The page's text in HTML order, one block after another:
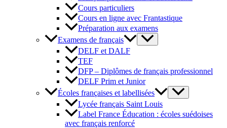
Cours particuliers
Cours en ligne avec Frantastique
Préparation aux examens
Examens de français
DELF et DALF
TEF
DFP – Diplômes de français professionnel
DELF Prim et Junior
Écoles françaises et labellisées
Lycée français Saint Louis
Label France Éducation : écoles suédoises
avec français renforcé